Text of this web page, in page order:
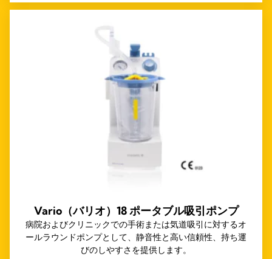
Vario（バリオ）18 ポータブル吸引ポンプ
病院およびクリニックでの手術または気道吸引に対するオ
ールラウンドポンプとして、静音性と高い信頼性、持ち運
びのしやすさを提供します。